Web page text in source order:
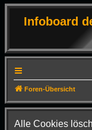
Infoboard
Foren-Übersicht
Alle Cookies